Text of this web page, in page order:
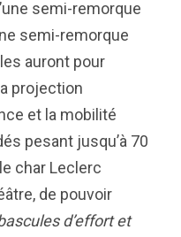
semi-remorque
semi-remorque
auront pour
projection
et la mobilité
pesant jusqu’à 70
char Leclerc
de pouvoir
d’effort et